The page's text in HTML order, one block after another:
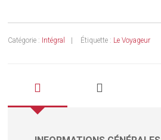
Catégorie : Intégral Étiquette : Le Voyageur